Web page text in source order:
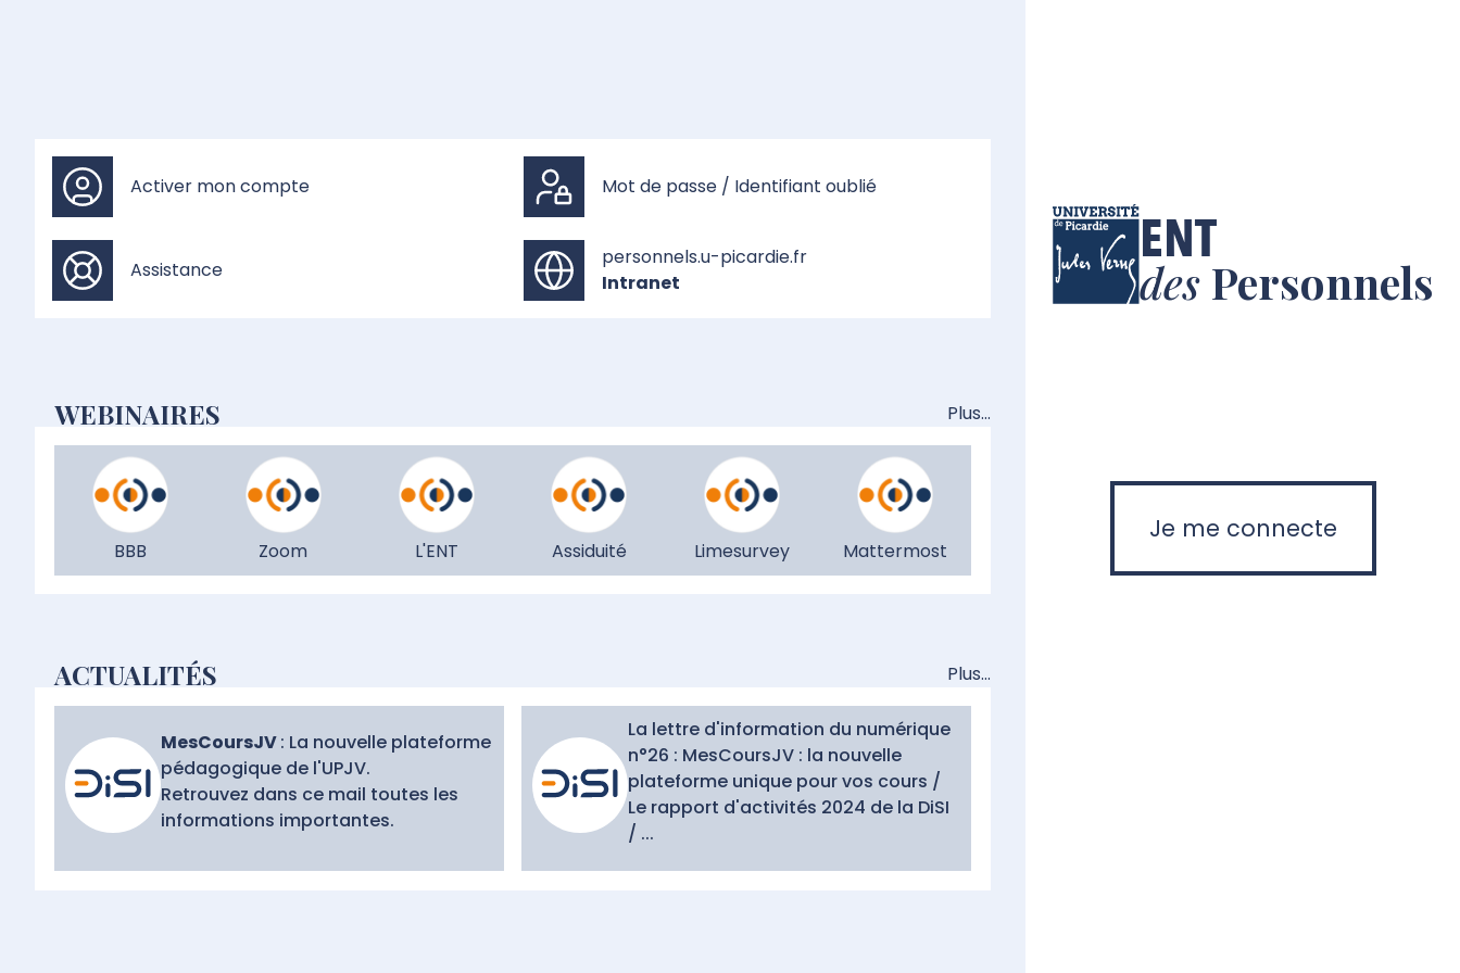
ENT
des Personnels
Je me connecte
Activer mon compte Mot de passe / Identifiant oublié
Assistance
personnels.u-picardie.fr
Intranet
WEBINAIRES Plus...
BBB Zoom L'ENT Assiduité Limesurvey Mattermost
ACTUALITÉS Plus...
MesCoursJV: La nouvelle plateforme
pédagogique de l'UPJV.
Retrouvez dans ce mail toutes les
informations importantes.
La lettre d'information du numérique
n°26 : MesCoursJV : la nouvelle
plateforme unique pour vos cours /
Le rapport d'activités 2024 de la DiSI
/ ...